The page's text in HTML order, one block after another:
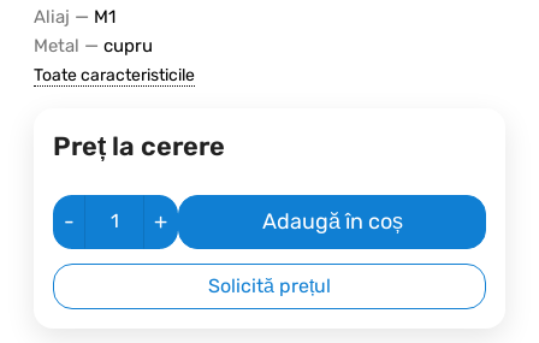
Aliaj — M1
Metal — cupru
Toate caracteristicile
Preț la cerere
- + Adaugă în coș
Solicită prețul